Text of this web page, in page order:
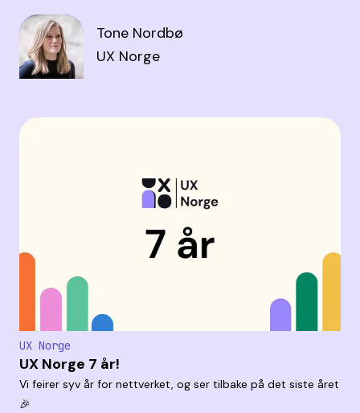
Tone Nordbø
UX Norge
UX Norge
UX Norge 7 år!
Vi feirer syv år for nettverket, og ser tilbake på det siste året
🎉